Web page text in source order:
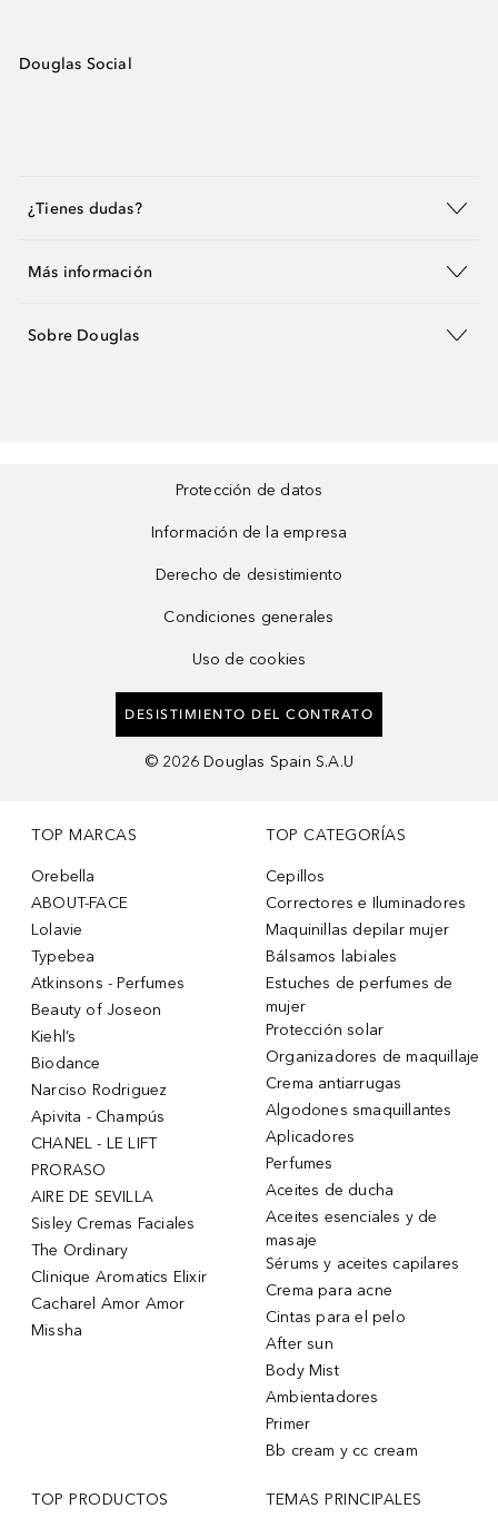
Douglas Social
¿Tienes dudas?
Más información
Sobre Douglas
Protección de datos
Información de la empresa
Derecho de desistimiento
Condiciones generales
Uso de cookies
DESISTIMIENTO DEL CONTRATO
© 2026 Douglas Spain S.A.U
TOP MARCAS
Orebella
ABOUT-FACE
Lolavie
Typebea
Atkinsons - Perfumes
Beauty of Joseon
Kiehl’s
Biodance
Narciso Rodriguez
Apivita - Champús
CHANEL - LE LIFT
PRORASO
AIRE DE SEVILLA
Sisley Cremas Faciales
The Ordinary
Clinique Aromatics Elixir
Cacharel Amor Amor
Missha
TOP CATEGORÍAS
Cepillos
Correctores e Iluminadores
Maquinillas depilar mujer
Bálsamos labiales
Estuches de perfumes de
mujer
Protección solar
Organizadores de maquillaje
Crema antiarrugas
Algodones smaquillantes
Aplicadores
Perfumes
Aceites de ducha
Aceites esenciales y de
masaje
Sérums y aceites capilares
Crema para acne
Cintas para el pelo
After sun
Body Mist
Ambientadores
Primer
Bb cream y cc cream
TOP PRODUCTOS TEMAS PRINCIPALES